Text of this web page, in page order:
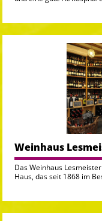
Weinhaus
Das Weinhaus
Haus, das seit 1868 im